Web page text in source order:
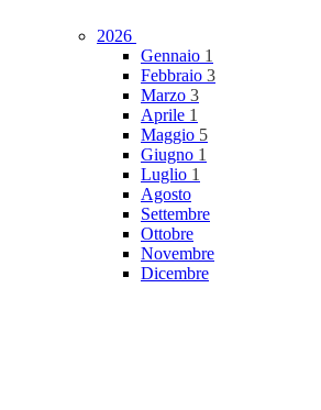
2026
Gennaio 1
Febbraio 3
Marzo 3
Aprile 1
Maggio 5
Giugno 1
Luglio 1
Agosto
Settembre
Ottobre
Novembre
Dicembre